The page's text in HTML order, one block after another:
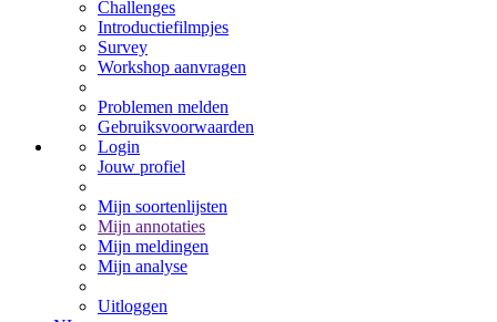
Challenges
Introductiefilmpjes
Survey
Workshop aanvragen
Problemen melden
Gebruiksvoorwaarden
Login
Jouw profiel
Mijn soortenlijsten
Mijn annotaties
Mijn meldingen
Mijn analyse
Uitloggen